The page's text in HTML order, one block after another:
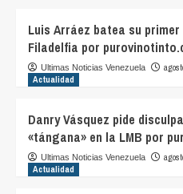
Luis Arráez batea su
Filadelfia por
Ultimas Noticias Venezuela
Actualidad
Danry Vásquez pide
«tángana» en la LMB por
Ultimas Noticias Venezuela
Actualidad